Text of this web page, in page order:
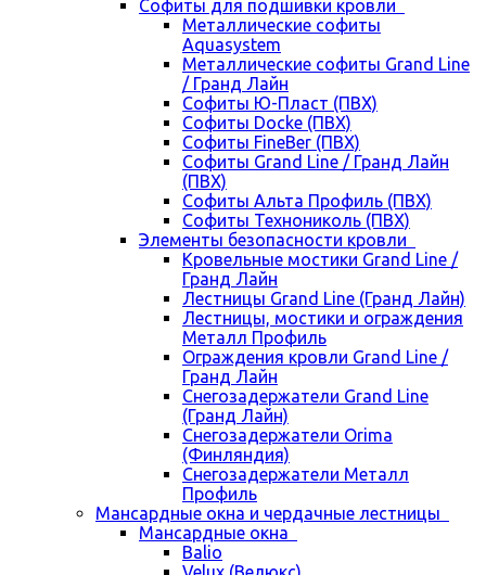
Cофиты для подшивки кровли
Металлические софиты
Aquasystem
Металлические софиты Grand Line
/ Гранд Лайн
Софиты Ю-Пласт (ПВХ)
Софиты Docke (ПВХ)
Софиты FineBer (ПВХ)
Софиты Grand Line / Гранд Лайн
(ПВХ)
Софиты Альта Профиль (ПВХ)
Софиты Технониколь (ПВХ)
Элементы безопасности кровли
Кровельные мостики Grand Line /
Гранд Лайн
Лестницы Grand Line (Гранд Лайн)
Лестницы, мостики и ограждения
Металл Профиль
Ограждения кровли Grand Line /
Гранд Лайн
Снегозадержатели Grand Line
(Гранд Лайн)
Снегозадержатели Orima
(Финляндия)
Снегозадержатели Металл
Профиль
Мансардные окна и чердачные лестницы
Мансардные окна
Balio